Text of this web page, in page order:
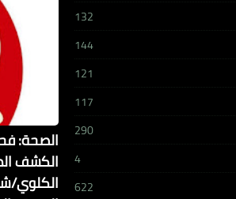
132
144
121
117
290
4
622
الكشف
الكلوي/